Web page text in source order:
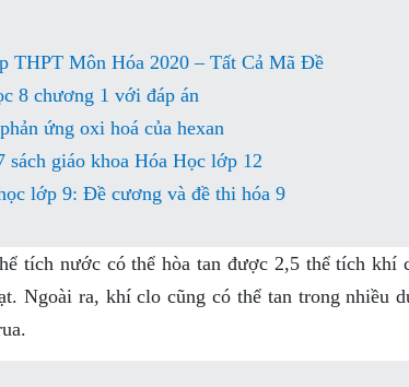
THPT Môn Hóa 2020 – Tất Cả Mã Đề
8 chương 1 với đáp án
ứng oxi hoá của hexan
giáo khoa Hóa Học lớp 12
lớp 9: Đề cương và đề thi hóa 9
tích nước có thể hòa tan được 2,5 thể tích khí
Ngoài ra, khí clo cũng có thể tan trong nhiều